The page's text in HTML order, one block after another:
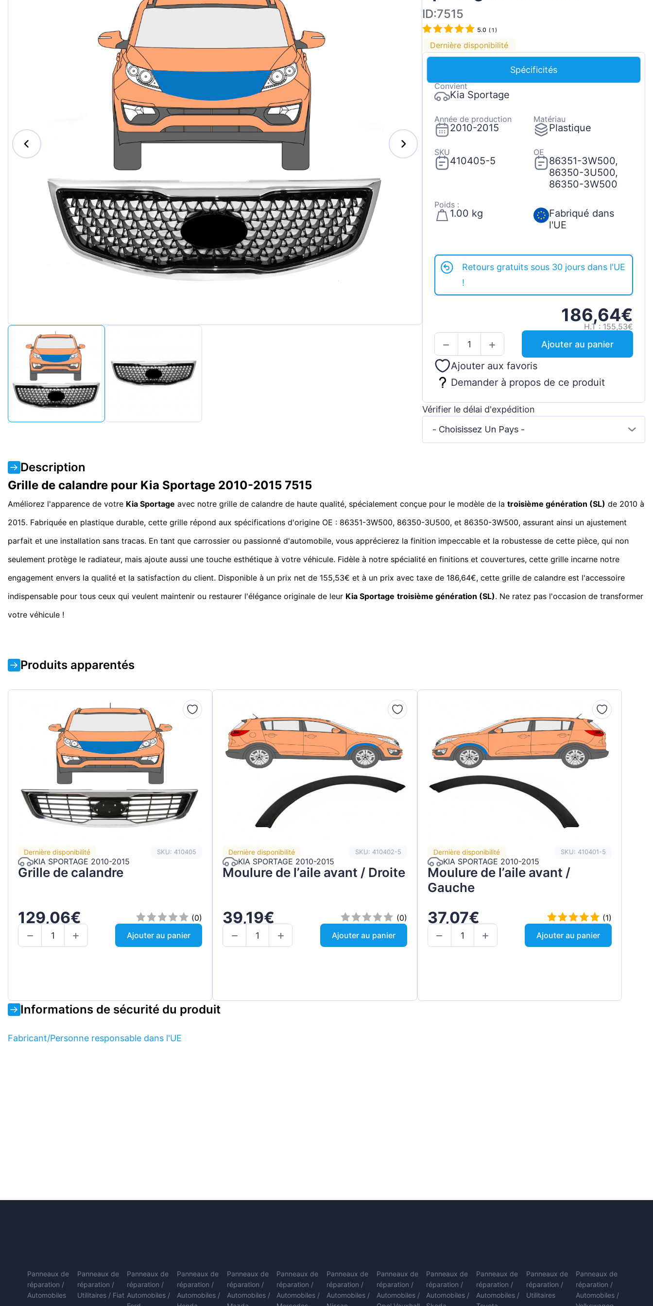
Português
Slovenian
Iveco
Kia
MAN
Nissan
Opel Vauxhall
Renault
Seat
Tesla
Volkswagen
ID:7515
5.0 ( 1 )
Dernière disponibilité
Spécificités
Convient
Kia Sportage
Année de production
2010-2015
Matériau
Plastique
SKU
410405-5
OE
86351-3W500,
86350-3U500,
86350-3W500
Poids :
1.00 kg
Fabriqué dans
l'UE
Retours gratuits sous 30 jours dans l'UE
!
186,64€
H.T : 155,53€
Ajouter au panier
Ajouter aux favoris
Demander à propos de ce produit
Vérifier le délai d'expédition
- Choisissez Un Pays -
Description
Grille de calandre pour Kia Sportage 2010-2015 7515
Améliorez l'apparence de votre Kia Sportage avec notre grille de calandre de haute qualité, spécialement conçue pour le modèle de la troisième génération (SL) de 2010 à
2015. Fabriquée en plastique durable, cette grille répond aux spécifications d'origine OE : 86351-3W500, 86350-3U500, et 86350-3W500, assurant ainsi un ajustement
parfait et une installation sans tracas. En tant que carrossier ou passionné d'automobile, vous apprécierez la finition impeccable et la robustesse de cette pièce, qui non
seulement protège le radiateur, mais ajoute aussi une touche esthétique à votre véhicule. Fidèle à notre spécialité en finitions et couvertures, cette grille incarne notre
engagement envers la qualité et la satisfaction du client. Disponible à un prix net de 155,53€ et à un prix avec taxe de 186,64€, cette grille de calandre est l'accessoire
indispensable pour tous ceux qui veulent maintenir ou restaurer l'élégance originale de leur Kia Sportage troisième génération (SL). Ne ratez pas l'occasion de transformer
votre véhicule !
Produits apparentés
Dernière disponibilité SKU: 410405
KIA SPORTAGE 2010-2015
Grille de calandre
129,06€
(0)
Ajouter au panier
Dernière disponibilité SKU: 410402-5
KIA SPORTAGE 2010-2015
Moulure de l’aile avant / Droite
39,19€
(0)
Ajouter au panier
Dernière disponibilité SKU: 410401-5
KIA SPORTAGE 2010-2015
Moulure de l’aile avant /
Gauche
37,07€
(1)
Ajouter au panier
Informations de sécurité du produit
Fabricant/Personne responsable dans l'UE
Panneaux de
réparation /
Automobiles
Panneaux de
réparation /
Utilitaires / Fiat
Panneaux de
réparation /
Automobiles /
Panneaux de
réparation /
Automobiles /
Panneaux de
réparation /
Automobiles /
Panneaux de
réparation /
Automobiles /
Panneaux de
réparation /
Automobiles /
Panneaux de
réparation /
Automobiles /
Panneaux de
réparation /
Automobiles /
Panneaux de
réparation /
Automobiles /
Panneaux de
réparation /
Utilitaires
Panneaux de
réparation /
Automobiles /